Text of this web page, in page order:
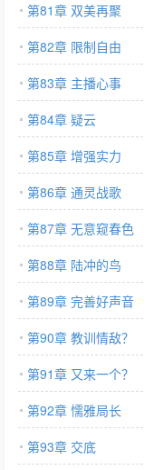
第81章 双美再聚
第82章 限制自由
第83章 主播心事
第84章 疑云
第85章 增强实力
第86章 通灵战歌
第87章 无意窥春色
第88章 陆冲的鸟
第89章 完善好声音
第90章 教训情敌？
第91章 又来一个？
第92章 懦雅局长
第93章 交底